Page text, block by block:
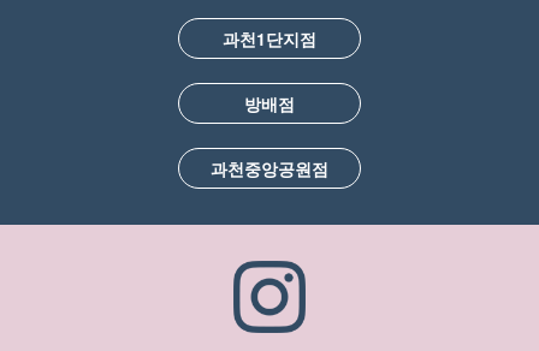
과천1단지점
방배점
과천중앙공원점